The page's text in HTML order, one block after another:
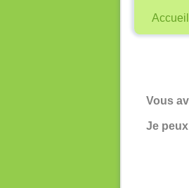
Accueil
Vous
Je